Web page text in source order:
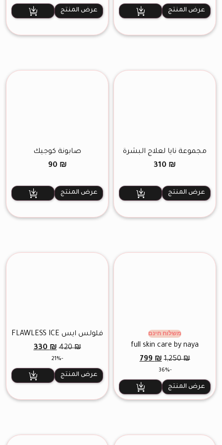
عرض المنتج
260 ₪.
200 ₪.
عرض المنتج
مجموعة نايا لعلاج البشرة
310 ₪
عرض المنتج
صابونة كوجيك
90 ₪
عرض المنتج
משלוח חינם
full skin care by naya
1,250₪
السعر
الأصلي
1,250 ₪.
799₪
799 ₪.
-36%
عرض المنتج
فلولس آيس FLAWLESS ICE
420₪
السعر
الأصلي
420 ₪.
330₪
السعر
330 ₪.
-21%
عرض المنتج